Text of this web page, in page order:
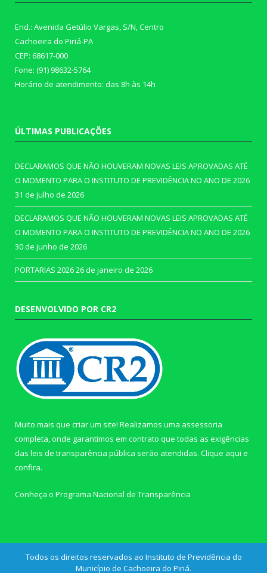
End.: Avenida Getúlio Vargas, S/N, Centro
Cachoeira do Piriá-PA
CEP: 68617-000
Fone: (91) 98632-5764
Horário de atendimento: das 8h às 14h
ÚLTIMAS PUBLICAÇÕES
DECLARAMOS QUE NÃO HOUVERAM NOVAS LEIS APROVADAS ATÉ
O MOMENTO PARA O INSTITUTO DE PREVIDÊNCIA NO ANO DE 2026
31 de julho de 2026
DECLARAMOS QUE NÃO HOUVERAM NOVAS LEIS APROVADAS ATÉ
O MOMENTO PARA O INSTITUTO DE PREVIDÊNCIA NO ANO DE 2026
30 de junho de 2026
PORTARIAS 202626 de janeiro de 2026
DESENVOLVIDO POR CR2
Muito mais que criar um site! Realizamos uma assessoria
completa, onde garantimos em contrato que todas as exigências
das leis de transparência pública serão atendidas. Clique aqui e
confira.
Conheça o Programa Nacional de Transparência
Todos os direitos reservados ao Instituto de Previdência do
Município de Cachoeira do Piriá.